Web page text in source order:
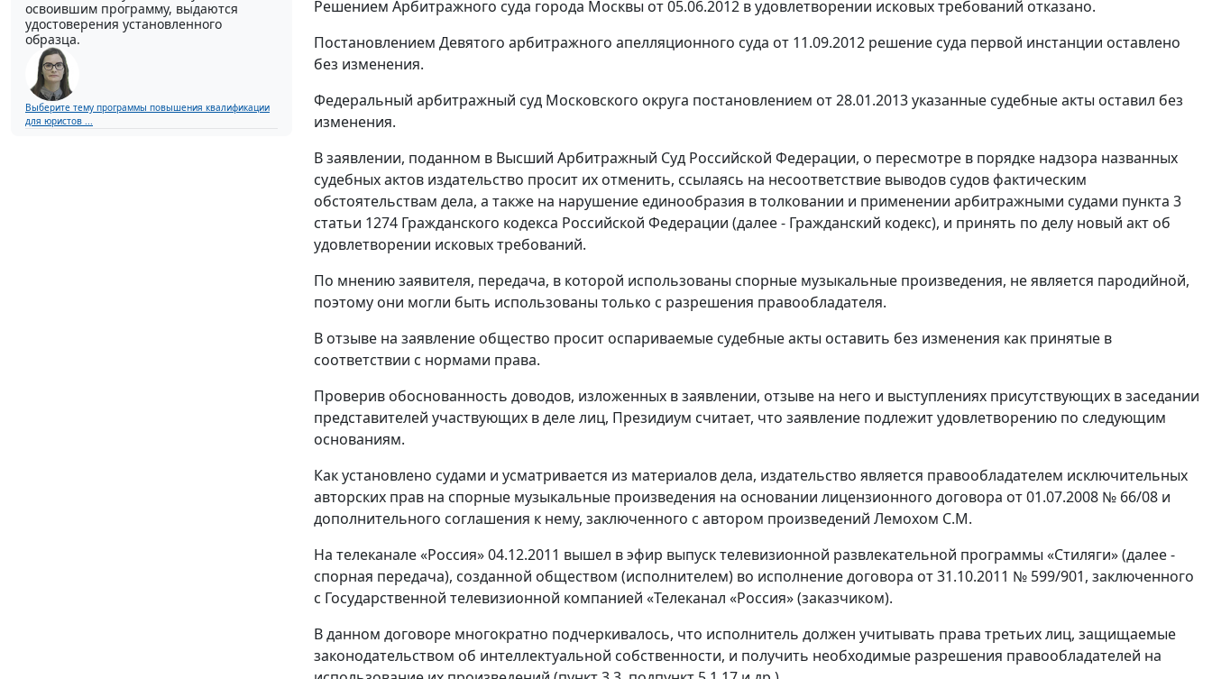
освоившим программу, выдаются
удостоверения установленного
образца.
Выберите тему программы повышения квалификации
для юристов ...
Решением Арбитражного суда города Москвы от 05.06.2012 в удовлетворении исковых требований отказано.
Постановлением Девятого арбитражного апелляционного суда от 11.09.2012 решение суда первой инстанции оставлено
без изменения.
Федеральный арбитражный суд Московского округа постановлением от 28.01.2013 указанные судебные акты оставил без
изменения.
В заявлении, поданном в Высший Арбитражный Суд Российской Федерации, о пересмотре в порядке надзора названных
судебных актов издательство просит их отменить, ссылаясь на несоответствие выводов судов фактическим
обстоятельствам дела, а также на нарушение единообразия в толковании и применении арбитражными судами пункта 3
статьи 1274 Гражданского кодекса Российской Федерации (далее - Гражданский кодекс), и принять по делу новый акт об
удовлетворении исковых требований.
По мнению заявителя, передача, в которой использованы спорные музыкальные произведения, не является пародийной,
поэтому они могли быть использованы только с разрешения правообладателя.
В отзыве на заявление общество просит оспариваемые судебные акты оставить без изменения как принятые в
соответствии с нормами права.
Проверив обоснованность доводов, изложенных в заявлении, отзыве на него и выступлениях присутствующих в заседании
представителей участвующих в деле лиц, Президиум считает, что заявление подлежит удовлетворению по следующим
основаниям.
Как установлено судами и усматривается из материалов дела, издательство является правообладателем исключительных
авторских прав на спорные музыкальные произведения на основании лицензионного договора от 01.07.2008 № 66/08 и
дополнительного соглашения к нему, заключенного с автором произведений Лемохом С.М.
На телеканале «Россия» 04.12.2011 вышел в эфир выпуск телевизионной развлекательной программы «Стиляги» (далее -
спорная передача), созданной обществом (исполнителем) во исполнение договора от 31.10.2011 № 599/901, заключенного
с Государственной телевизионной компанией «Телеканал «Россия» (заказчиком).
В данном договоре многократно подчеркивалось, что исполнитель должен учитывать права третьих лиц, защищаемые
законодательством об интеллектуальной собственности, и получить необходимые разрешения правообладателей на